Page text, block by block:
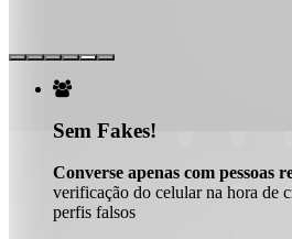

Sem Fakes!
Converse apenas com pessoas
verificação do celular na hora de
perfis falsos